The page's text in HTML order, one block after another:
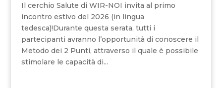
Il cerchio Salute di WIR-NOI invita al primo
incontro estivo del 2026 (in lingua
tedesca)!Durante questa serata, tutti i
partecipanti avranno l’opportunità di conoscere il
Metodo dei 2 Punti, attraverso il quale è possibile
stimolare le capacità di...